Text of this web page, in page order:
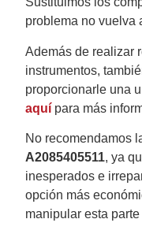
problema no vuelva
Además de realizar
instrumentos,
proporcionarle una
aquí para más
No recomendamos
A2085405511, ya
inesperados e
opción más
manipular esta